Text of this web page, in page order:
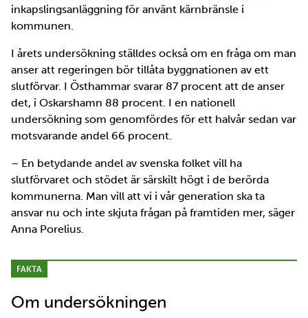
inkapslingsanläggning för använt kärnbränsle i
kommunen.
I årets undersökning ställdes också om en fråga om man
anser att regeringen bör tillåta byggnationen av ett
slutförvar. I Östhammar svarar 87 procent att de anser
det, i Oskarshamn 88 procent. I en nationell
undersökning som genomfördes för ett halvår sedan var
motsvarande andel 66 procent.
– En betydande andel av svenska folket vill ha
slutförvaret och stödet är särskilt högt i de berörda
kommunerna. Man vill att vi i vår generation ska ta
ansvar nu och inte skjuta frågan på framtiden mer, säger
Anna Porelius.
FAKTA
Om undersökningen